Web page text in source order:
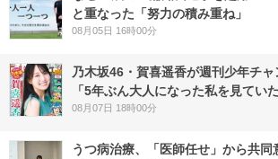
と重なった「努力の積み重ね」
08月05日 16時00分
乃木坂46・賀喜遥香が週刊少年チャ
「5年ぶん大人になった私を見てい
08月07日 18時00分
うつ病治療、「医師任せ」から共